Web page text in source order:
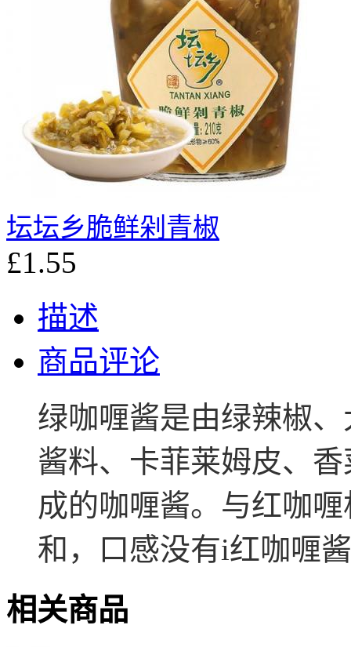
坛坛乡脆鲜剁青椒
£1.55
描述
商品评论
绿咖喱酱是由绿辣椒
酱料、卡菲莱姆皮、
成的咖喱酱。 与红咖
和，口感没有i红咖喱
相关商品